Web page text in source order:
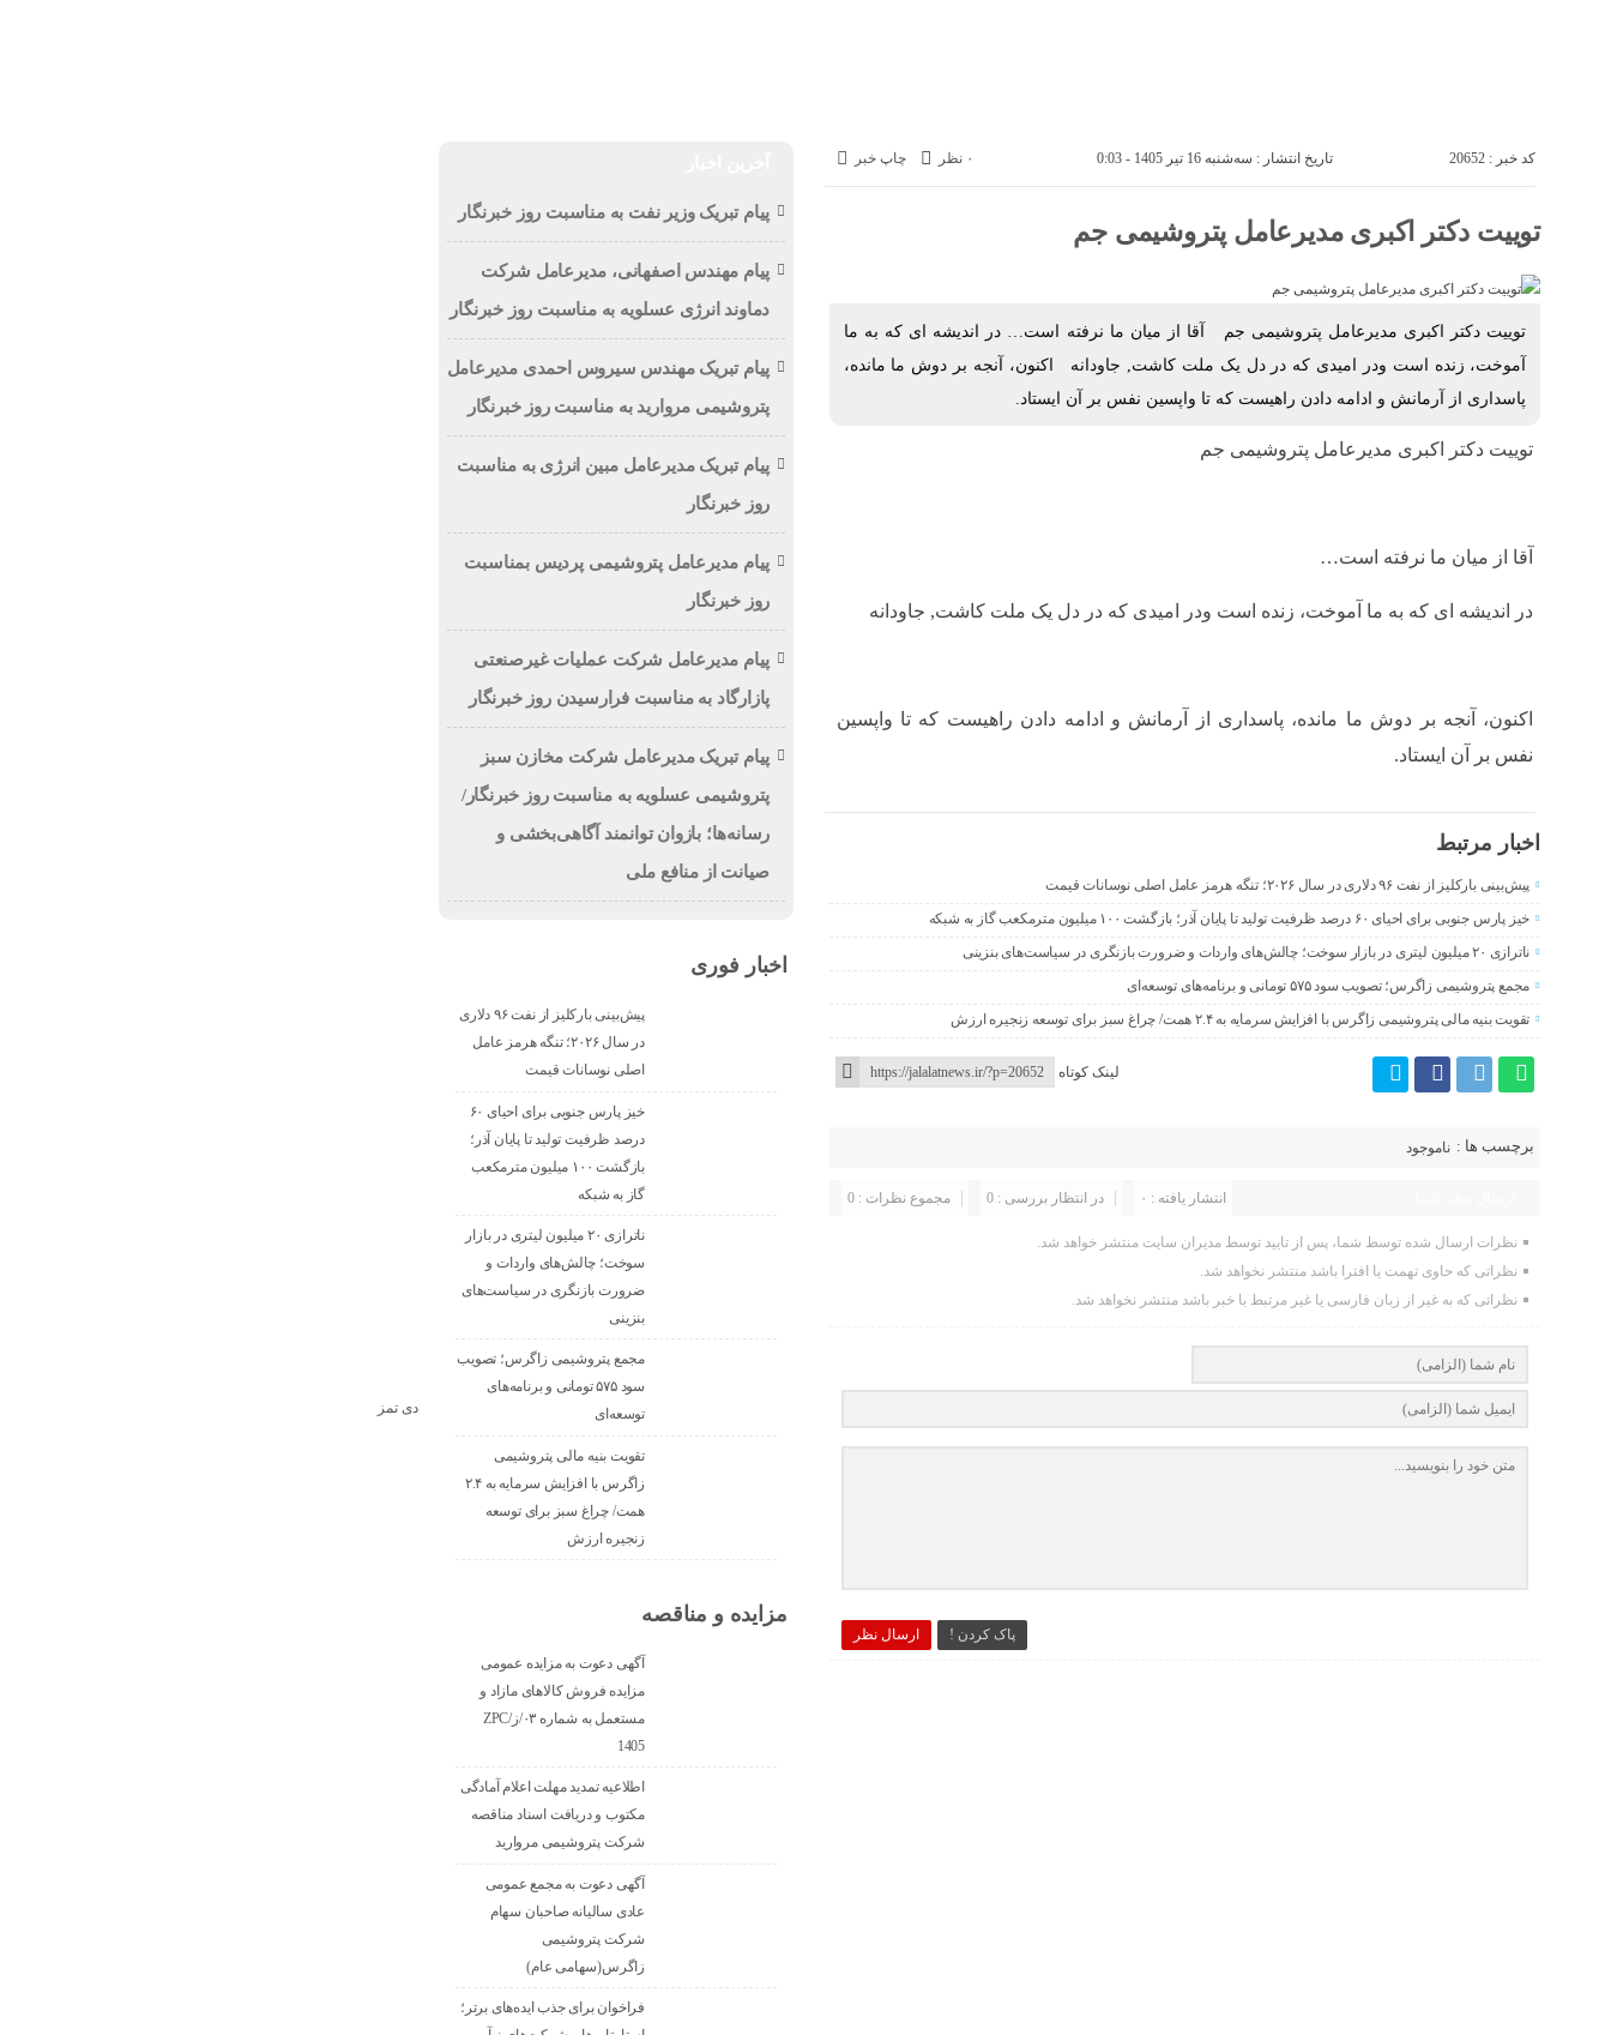
تاریخ انتشار : سه‌شنبه 16 تیر 1405 - 0:03 کد خبر : 20652 چاپ خبر ۰ نظر
توییت دکتر اکبری مدیرعامل پتروشیمی جم
توییت دکتر اکبری مدیرعامل پتروشیمی جم آقا از میان ما نرفته است… در اندیشه اى که به ما
آموخت، زنده است ودر امیدى که در دل یک ملت کاشت, جاودانه اکنون، آنجه بر دوش ما مانده،
پاسدارى از آرمانش و ادامه دادن راهیست که تا واپسین نفس بر آن ایستاد.
توییت دکتر اکبری مدیرعامل پتروشیمی جم
آقا از میان ما نرفته است…
در اندیشه اى که به ما آموخت، زنده است ودر امیدى که در دل یک ملت کاشت, جاودانه
اکنون، آنجه بر دوش ما مانده، پاسدارى از آرمانش و ادامه دادن راهیست که تا واپسین
نفس بر آن ایستاد.
اخبار مرتبط
پیش‌بینی بارکلیز از نفت ۹۶ دلاری در سال ۲۰۲۶؛ تنگه هرمز عامل اصلی نوسانات قیمت
خیز پارس جنوبی برای احیای ۶۰ درصد ظرفیت تولید تا پایان آذر؛ بازگشت ۱۰۰ میلیون مترمکعب گاز به شبکه
ناترازی ۲۰ میلیون لیتری در بازار سوخت؛ چالش‌های واردات و ضرورت بازنگری در سیاست‌های بنزینی
مجمع پتروشیمی زاگرس؛ تصویب سود ۵۷۵ تومانی و برنامه‌های توسعه‌ای
تقویت بنیه مالی پتروشیمی زاگرس با افزایش سرمایه به ۲.۴ همت/ چراغ سبز برای توسعه زنجیره ارزش
لینک کوتاه
برچسب ها : ناموجود
مجموع نظرات : 0 در انتظار بررسی : 0 انتشار یافته : ۰
نظرات ارسال شده توسط شما، پس از تایید توسط مدیران سایت منتشر خواهد شد.
نظراتی که حاوی تهمت یا افترا باشد منتشر نخواهد شد.
نظراتی که به غیر از زبان فارسی یا غیر مرتبط با خبر باشد منتشر نخواهد شد.
ارسال نظر پاک کردن !
پیام تبریک وزیر نفت به مناسبت روز خبرنگار
پیام مهندس اصفهانی، مدیرعامل شرکت
دماوند انرژی عسلویه به مناسبت روز خبرنگار
پیام تبریک مهندس سیروس احمدی مدیرعامل
پتروشیمی مروارید به مناسبت روز خبرنگار
پیام تبریک مدیرعامل مبین انرژی به مناسبت
روز خبرنگار
پیام مدیرعامل پتروشیمی پردیس بمناسبت
روز خبرنگار
پیام مدیرعامل شرکت عملیات غیرصنعتی
پازارگاد به مناسبت فرارسیدن روز خبرنگار
پیام تبریک مدیرعامل شرکت مخازن سبز
پتروشیمی عسلویه به مناسبت روز خبرنگار/
رسانه‌ها؛ بازوان توانمند آگاهی‌بخشی و
صیانت از منافع ملی
اخبار فوری
پیش‌بینی بارکلیز از نفت ۹۶ دلاری
در سال ۲۰۲۶؛ تنگه هرمز عامل
اصلی نوسانات قیمت
خیز پارس جنوبی برای احیای ۶۰
درصد ظرفیت تولید تا پایان آذر؛
بازگشت ۱۰۰ میلیون مترمکعب
گاز به شبکه
ناترازی ۲۰ میلیون لیتری در بازار
سوخت؛ چالش‌های واردات و
ضرورت بازنگری در سیاست‌های
بنزینی
مجمع پتروشیمی زاگرس؛ تصویب
سود ۵۷۵ تومانی و برنامه‌های
توسعه‌ای
تقویت بنیه مالی پتروشیمی
زاگرس با افزایش سرمایه به ۲.۴
همت/ چراغ سبز برای توسعه
زنجیره ارزش
مزایده و مناقصه
آگهی دعوت به مزایده عمومی
مزایده فروش کالاهای مازاد و
مستعمل به شماره ۰۳/ز/ZPC
1405
اطلاعیه تمدید مهلت اعلام آمادگی
مکتوب و دریافت اسناد مناقصه
شرکت پتروشیمی مروارید
آگهی دعوت به مجمع عمومی
عادی سالیانه صاحبان سهام
شرکت پتروشیمی
زاگرس(سهامی عام)
فراخوان برای جذب ایده‌های برتر؛
دی تمز